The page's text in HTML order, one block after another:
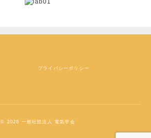
プライバシーポリシー
© 2026 一般社団法人 電気学会